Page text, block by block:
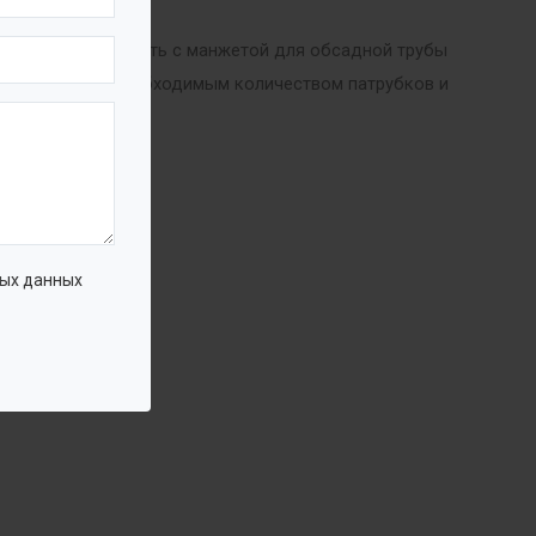
данных
емкость с манжетой для обсадной трубы
необходимым количеством патрубков и